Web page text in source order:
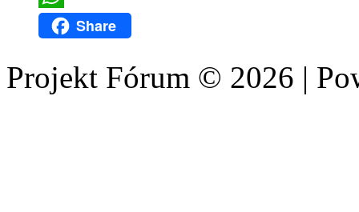
WhatsAppShare
Projekt Fórum © 2026 |